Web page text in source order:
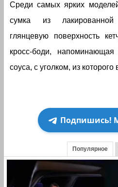
Среди самых ярких
сумка из
глянцевую поверхность
кросс-боди,
соуса, с уголком, из которого
Подпишись!
Популярное